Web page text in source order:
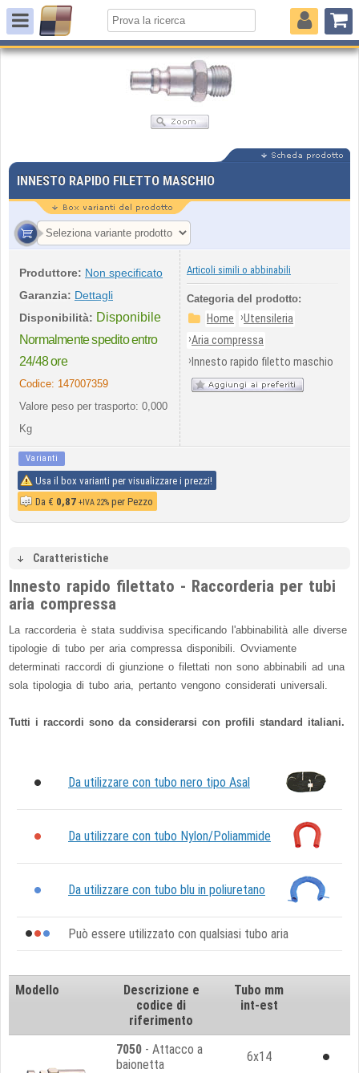
INNESTO RAPIDO FILETTO MASCHIO
Produttore: Non specificato
Garanzia: Dettagli
Disponibilità: Disponibile
Normalmente spedito entro
24/48 ore
Codice: 147007359
Valore peso per trasporto: 0,000
Kg
Articoli simili o abbinabili
Categoria del prodotto:
Home ›Utensileria
›Aria compressa
› Innesto rapido filetto maschio
Varianti
Usa il box varianti per visualizzare i prezzi!
Da € 0,87 +IVA 22% per Pezzo
Caratteristiche
Innesto rapido filettato - Raccorderia per tubi
aria compressa
La raccorderia è stata suddivisa specificando l'abbinabilità alle diverse
tipologie di tubo per aria compressa disponibili. Ovviamente
determinati raccordi di giunzione o filettati non sono abbinabili ad una
sola tipologia di tubo aria, pertanto vengono considerati universali.
Tutti i raccordi sono da considerarsi con profili standard italiani.
Da utilizzare con tubo nero tipo Asal
Da utilizzare con tubo Nylon/Poliammide
Da utilizzare con tubo blu in poliuretano
Può essere utilizzato con qualsiasi tubo aria
Modello
Descrizione e
codice di
riferimento
Tubo mm
int-est
7050 - Attacco a
baionetta
6x14